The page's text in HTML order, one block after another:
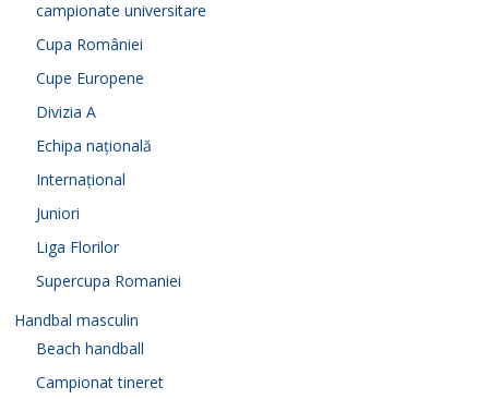
campionate universitare
Cupa României
Cupe Europene
Divizia A
Echipa națională
Internațional
Juniori
Liga Florilor
Supercupa Romaniei
Handbal masculin
Beach handball
Campionat tineret